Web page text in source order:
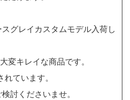
グレイカスタムモデル入荷し
変キレイな商品です。
ています。
討くださいませ。